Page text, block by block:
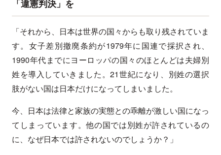
「違憲判決」を
「それから、日本は世界の国々からも取り残されていま
す。女子差別撤廃条約が1979年に国連で採択され、
1990年代までにヨーロッパの国々のほとんどは夫婦別
姓を導入していきました。21世紀になり、別姓の選択
肢がない国は日本だけになってしまいました。
今、日本は法律と家族の実態との乖離が激しい国になっ
てしまっています。他の国では別姓が許されているの
に、なぜ日本では許されないのでしょうか？」